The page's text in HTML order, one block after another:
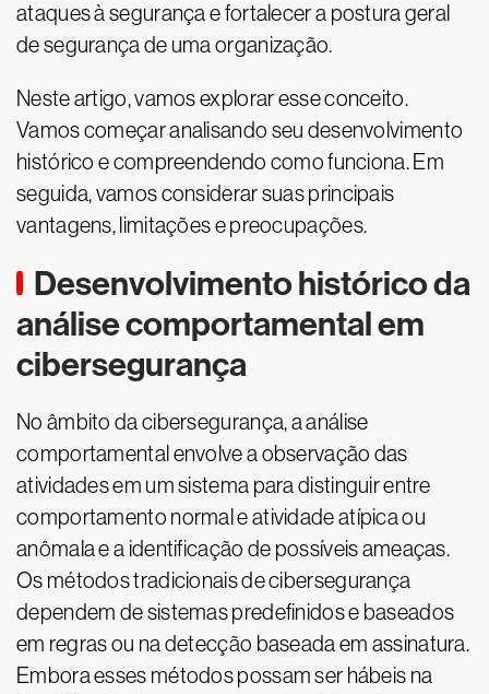
ataques à segurança e fortalecer a postura geral
de segurança de uma organização.
Neste artigo, vamos explorar esse conceito.
Vamos começar analisando seu desenvolvimento
histórico e compreendendo como funciona. Em
seguida, vamos considerar suas principais
vantagens, limitações e preocupações.
Desenvolvimento histórico da
análise comportamental em
cibersegurança
No âmbito da cibersegurança, a análise
comportamental envolve a observação das
atividades em um sistema para distinguir entre
comportamento normal e atividade atípica ou
anômala e a identificação de possíveis ameaças.
Os métodos tradicionais de cibersegurança
dependem de sistemas predefinidos e baseados
em regras ou na detecção baseada em assinatura.
Embora esses métodos possam ser hábeis na